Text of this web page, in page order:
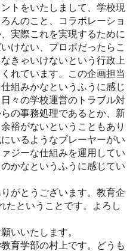
トをいたしまして、学校現
んのこと、コラボレーショ
実際これを実現するために
けない、プロポだったらこ
きゃいけないという行政上
れています。この企画担当
組みかなというふうに感じ
々の学校運営のトラブル対
の事務処理であるとか、新
裕がないということもあり
いるようなプレーヤーがい
ジーな仕組みを運用してい
かなというふうに感じてい
がとうございます。教育企
たということです。よろし
いいたします。
育学部の村上です。どうも